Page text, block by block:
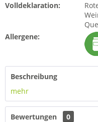
Volldeklaration:
Allergene:
Beschreibung
mehr
Bewertungen
0